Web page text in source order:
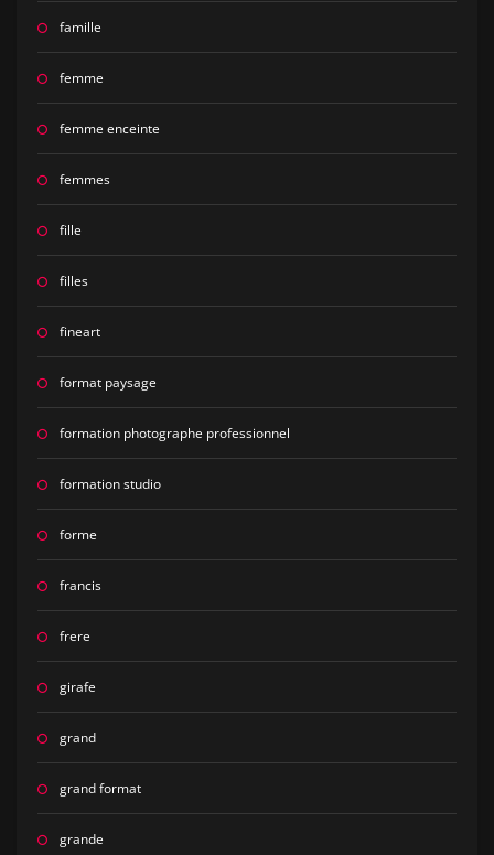
famille
femme
femme enceinte
femmes
fille
filles
fineart
format paysage
formation photographe professionnel
formation studio
forme
francis
frere
girafe
grand
grand format
grande